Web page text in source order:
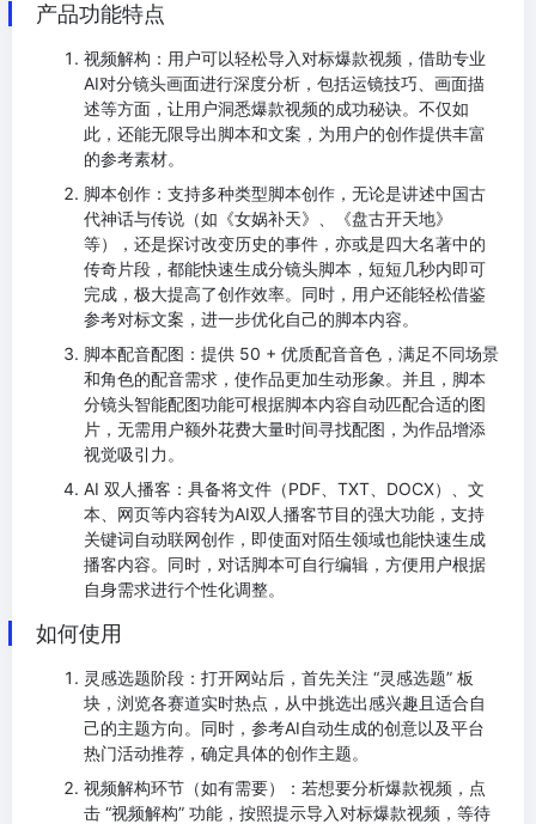
产品功能特点
视频解构：用户可以轻松导入对标爆款视频，借助专业
AI对分镜头画面进行深度分析，包括运镜技巧、画面描
述等方面，让用户洞悉爆款视频的成功秘诀。不仅如
此，还能无限导出脚本和文案，为用户的创作提供丰富
的参考素材。
脚本创作：支持多种类型脚本创作，无论是讲述中国古
代神话与传说（如《女娲补天》、《盘古开天地》
等），还是探讨改变历史的事件，亦或是四大名著中的
传奇片段，都能快速生成分镜头脚本，短短几秒内即可
完成，极大提高了创作效率。同时，用户还能轻松借鉴
参考对标文案，进一步优化自己的脚本内容。
脚本配音配图：提供 50 + 优质配音音色，满足不同场景
和角色的配音需求，使作品更加生动形象。并且，脚本
分镜头智能配图功能可根据脚本内容自动匹配合适的图
片，无需用户额外花费大量时间寻找配图，为作品增添
视觉吸引力。
AI 双人播客：具备将文件（PDF、TXT、DOCX）、文
本、网页等内容转为AI双人播客节目的强大功能，支持
关键词自动联网创作，即使面对陌生领域也能快速生成
播客内容。同时，对话脚本可自行编辑，方便用户根据
自身需求进行个性化调整。
如何使用
灵感选题阶段：打开网站后，首先关注 “灵感选题” 板
块，浏览各赛道实时热点，从中挑选出感兴趣且适合自
己的主题方向。同时，参考AI自动生成的创意以及平台
热门活动推荐，确定具体的创作主题。
视频解构环节（如有需要）：若想要分析爆款视频，点
击 “视频解构” 功能，按照提示导入对标爆款视频，等待